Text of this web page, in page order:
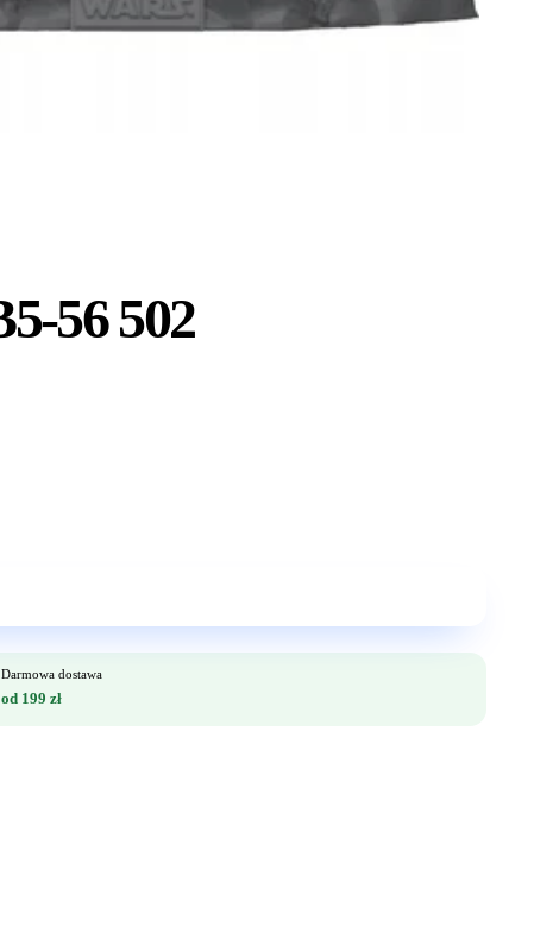
56 502
Darmowa dostawa
od 199 zł